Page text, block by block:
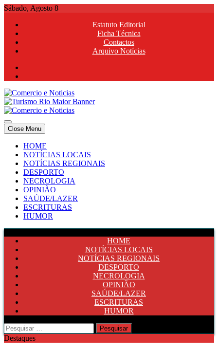
Skip
content
Sábado, Agosto 8
Estatuto Editorial
Ficha Técnica
Contactos
Arquivo Notícias
Comercio e Noticias
Notícias e Publicidade Online
Comercio e Noticias
Notícias e Publicidade Online
Close Menu
HOME
NOTÍCIAS LOCAIS
NOTÍCIAS REGIONAIS
DESPORTO
NECROLOGIA
OPINIÃO
SAÚDE/LAZER
ESCRITURAS
HUMOR
HOME
NOTÍCIAS LOCAIS
NOTÍCIAS REGIONAIS
DESPORTO
NECROLOGIA
OPINIÃO
SAÚDE/LAZER
ESCRITURAS
HUMOR
Pesquisar
por:
Destaques